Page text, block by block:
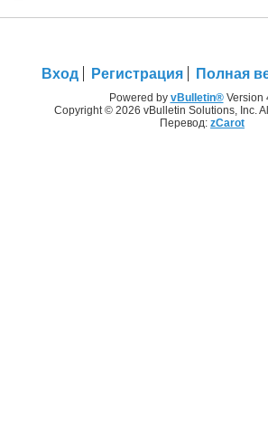
Вход Регистрация Полная
Powered by vBulletin®Version
Copyright © 2026 vBulletin Solutions, Inc.
Перевод: zCarot